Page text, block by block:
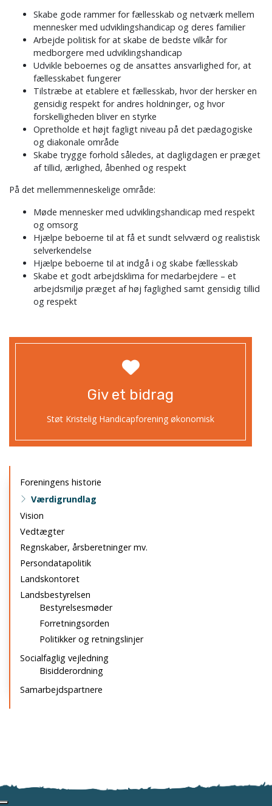
Giv et bidrag
Støt Kristelig Handicapforening økonomisk
Primær
navigation
Foreningens historie
Værdigrundlag
Vision
Vedtægter
Regnskaber, årsberetninger mv.
Persondatapolitik
Landskontoret
Landsbestyrelsen
Bestyrelsesmøder
Forretningsorden
Politikker og retningslinjer
Socialfaglig vejledning
Bisidderordning
Samarbejdspartnere
Skabe gode rammer for fællesskab og netværk mellem
mennesker med udviklingshandicap og deres familier
Arbejde politisk for at skabe de bedste vilkår for
medborgere med udviklingshandicap
Udvikle beboernes og de ansattes ansvarlighed for, at
fællesskabet fungerer
Tilstræbe at etablere et fællesskab, hvor der hersker en
gensidig respekt for andres holdninger, og hvor
forskelligheden bliver en styrke
Opretholde et højt fagligt niveau på det pædagogiske
og diakonale område
Skabe trygge forhold således, at dagligdagen er præget
af tillid, ærlighed, åbenhed og respekt
På det mellemmenneskelige område:
Møde mennesker med udviklingshandicap med respekt
og omsorg
Hjælpe beboerne til at få et sundt selvværd og realistisk
selverkendelse
Hjælpe beboerne til at indgå i og skabe fællesskab
Skabe et godt arbejdsklima for medarbejdere – et
arbejdsmiljø præget af høj faglighed samt gensidig tillid
og respekt